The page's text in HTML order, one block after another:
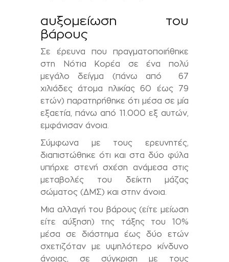
αυξομείωση του
βάρους
Σε έρευνα που πραγματοποιήθηκε
στη Νότια Κορέα σε ένα πολύ
μεγάλο δείγμα (πάνω από 67
χιλιάδες άτομα ηλικίας 60 έως 79
ετών) παρατηρήθηκε ότι μέσα σε μία
εξαετία, πάνω από 11.000 εξ αυτών,
εμφάνισαν άνοια.
Σύμφωνα με τους ερευνητές,
διαπιστώθηκε ότι και στα δύο φύλα
υπήρχε στενή σχέση ανάμεσα στις
μεταβολές του δείκτη μάζας
σώματος (ΔΜΣ) και στην άνοια.
Μια αλλαγή του βάρους (είτε μείωση
είτε αύξηση) της τάξης του 10%
μέσα σε διάστημα έως δύο ετών
σχετιζόταν με υψηλότερο κίνδυνο
άνοιας, σε σύγκριση με τους